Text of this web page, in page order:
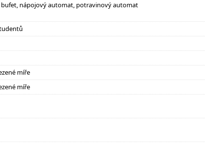
nápojový automat, potravinový automat
míře
míře